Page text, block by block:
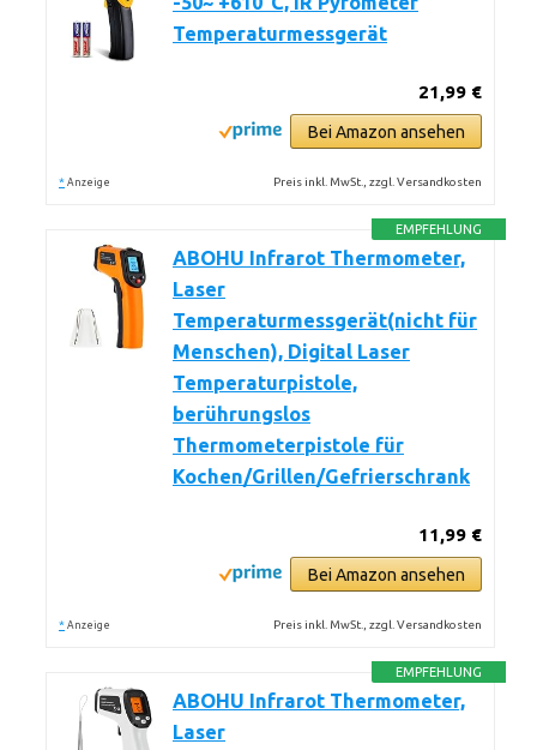
Temperaturmessgerät
21,99 €
Bei Amazon ansehen
* Anzeige Preis inkl. MwSt., zzgl. Versandkosten
EMPFEHLUNG
ABOHU Infrarot Thermometer,
Laser
Temperaturmessgerät(nicht für
Menschen), Digital Laser
Temperaturpistole,
berührungslos
Thermometerpistole für
Kochen/Grillen/Gefrierschrank
11,99 €
Bei Amazon ansehen
* Anzeige Preis inkl. MwSt., zzgl. Versandkosten
EMPFEHLUNG
ABOHU Infrarot Thermometer,
Laser